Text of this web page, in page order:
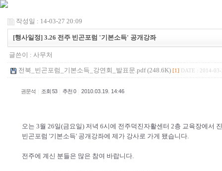
작성일 : 14-03-27 20:09
[행사일정] 3.26 전주 빈곤포럼 '기본소득' 공개강좌
글쓴이 : 사무처
전북_빈곤포럼_기본소득_강연회_발표문.pdf (248.6K) [1] DATE : 2014-
권문석 조회 53 추천 0 2010.03.19. 14:46
오는 3월 26일(금요일) 저녁 6시에 전주덕진자활센터 2층 교육장에서
빈곤포럼 '기본소득' 공개강좌에 제가 강사로 가게 됐습니다.
전주에 계신 분들은 많은 참여 바랍니다.